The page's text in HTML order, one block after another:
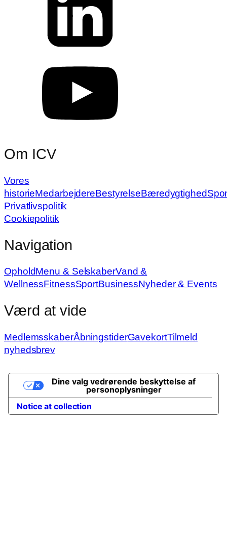
Om ICV
Vores
historieMedarbejdereBestyrelseBæredygtighed
Privatlivspolitik
Cookiepolitik
Navigation
OpholdMenu & SelskaberVand &
WellnessFitnessSportBusinessNyheder & Events
Værd at vide
MedlemsskaberÅbningstiderGavekortTilmeld
nyhedsbrev
Notice at collection
Dine valg vedrørende beskyttelse af
personoplysninger